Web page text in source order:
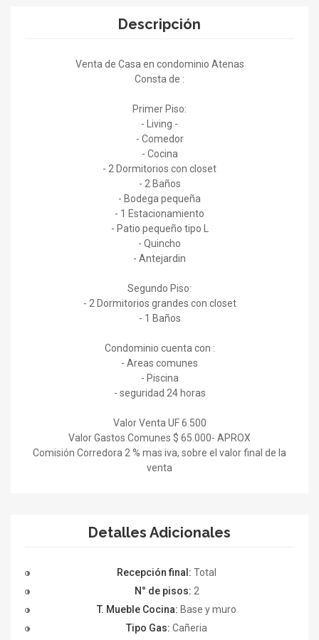
Descripción
Venta de Casa en condominio Atenas
Consta de :
Primer Piso:
- Living -
- Comedor
- Cocina
- 2 Dormitorios con closet
- 2 Baños
- Bodega pequeña
- 1 Estacionamiento
- Patio pequeño tipo L
- Quincho
- Antejardin
Segundo Piso:
- 2 Dormitorios grandes con closet
- 1 Baños
Condominio cuenta con :
- Areas comunes
- Piscina
- seguridad 24 horas
Valor Venta UF 6.500
Valor Gastos Comunes $ 65.000- APROX
Comisión Corredora 2 % mas iva, sobre el valor final de la
venta
Detalles Adicionales
Recepción final: Total
N° de pisos: 2
T. Mueble Cocina: Base y muro
Tipo Gas: Cañeria